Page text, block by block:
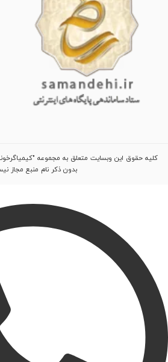
کلیه حقوق این وبسایت متعلق به مجموعه
بدون ذکر نام منبع مجاز